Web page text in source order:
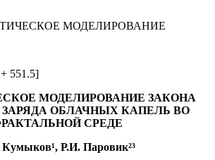
МОДЕЛИРОВАНИЕ
551.5]
МОДЕЛИРОВАНИЕ ЗАКОНА
ОБЛАЧНЫХ КАПЕЛЬ ВО
СРЕДЕ
Р.И. Паровик²³